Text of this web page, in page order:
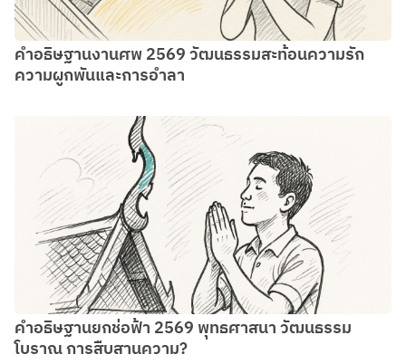
คำอธิษฐานงานศพ 2569 วัฒนธรรมสะท้อนความรัก
ความผูกพันและการอำลา
คำอธิษฐานยกช่อฟ้า 2569 พุทธศาสนา วัฒนธรรม
โบราณ การสืบสานความ?